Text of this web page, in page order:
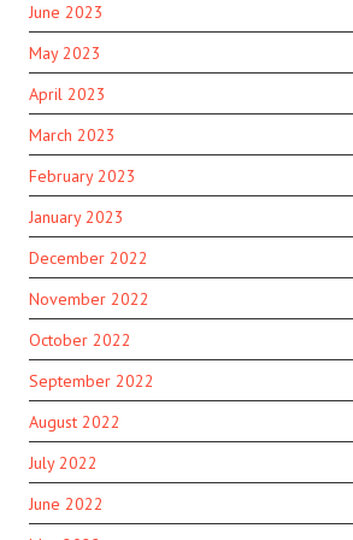
June 2023
May 2023
April 2023
March 2023
February 2023
January 2023
December 2022
November 2022
October 2022
September 2022
August 2022
July 2022
June 2022